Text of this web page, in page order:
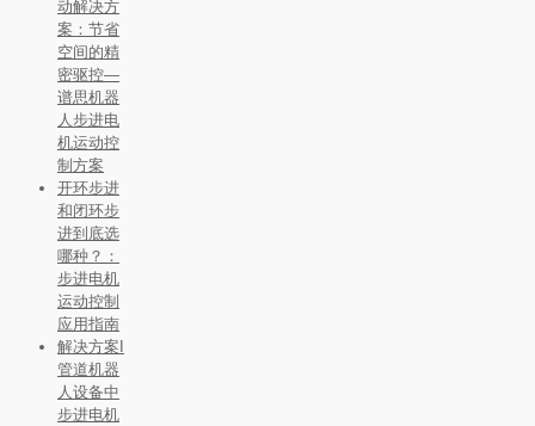
动解决方
案：节省
空间的精
密驱控—
谱思机器
人步进电
机运动控
制方案
开环步进
和闭环步
进到底选
哪种？：
步进电机
运动控制
应用指南
解决方案I
管道机器
人设备中
步进电机